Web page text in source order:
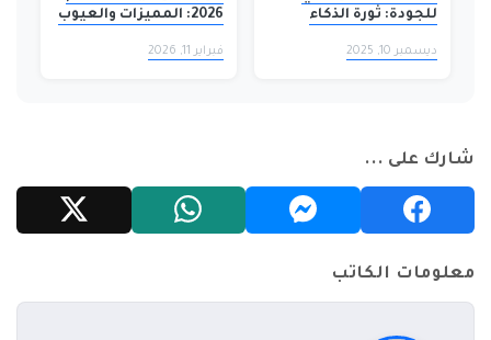
للجودة: ثورة الذكاء
ديسمبر 10, 2025
2026: المميزات والعيوب
فبراير 11, 2026
شارك على ...
معلومات الكاتب